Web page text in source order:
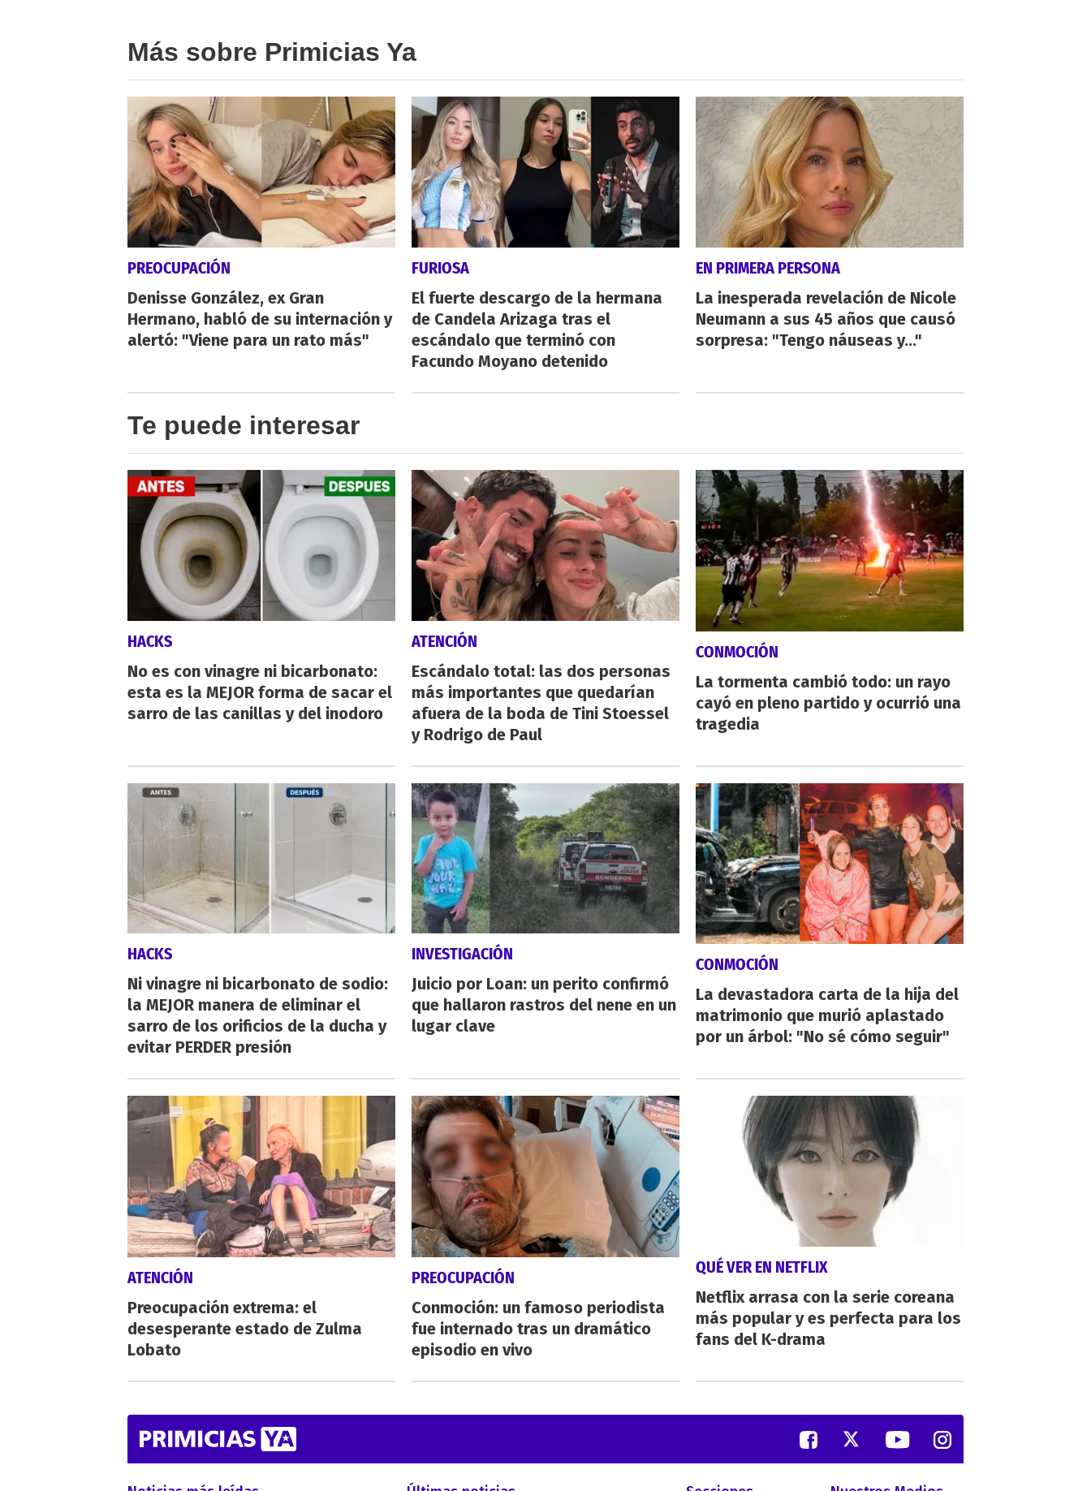
Más sobre Primicias Ya
PREOCUPACIÓN
Denisse González, ex Gran
Hermano, habló de su internación y
alertó: "Viene para un rato más"
FURIOSA
El fuerte descargo de la hermana
de Candela Arizaga tras el
escándalo que terminó con
Facundo Moyano detenido
EN PRIMERA PERSONA
La inesperada revelación de Nicole
Neumann a sus 45 años que causó
sorpresa: "Tengo náuseas y..."
Te puede interesar
HACKS
No es con vinagre ni bicarbonato:
esta es la MEJOR forma de sacar el
sarro de las canillas y del inodoro
ATENCIÓN
Escándalo total: las dos personas
más importantes que quedarían
afuera de la boda de Tini Stoessel
y Rodrigo de Paul
CONMOCIÓN
La tormenta cambió todo: un rayo
cayó en pleno partido y ocurrió una
tragedia
HACKS
Ni vinagre ni bicarbonato de sodio:
la MEJOR manera de eliminar el
sarro de los orificios de la ducha y
evitar PERDER presión
INVESTIGACIÓN
Juicio por Loan: un perito confirmó
que hallaron rastros del nene en un
lugar clave
CONMOCIÓN
La devastadora carta de la hija del
matrimonio que murió aplastado
por un árbol: "No sé cómo seguir"
ATENCIÓN
Preocupación extrema: el
desesperante estado de Zulma
Lobato
PREOCUPACIÓN
Conmoción: un famoso periodista
fue internado tras un dramático
episodio en vivo
QUÉ VER EN NETFLIX
Netflix arrasa con la serie coreana
más popular y es perfecta para los
fans del K-drama